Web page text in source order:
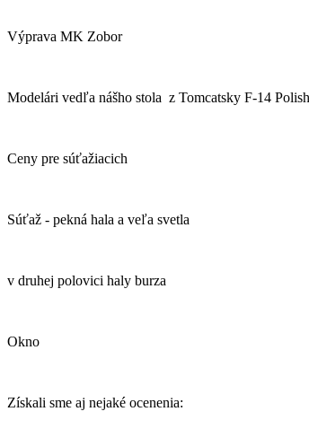
Výprava MK Zobor
Modelári vedľa nášho stola z Tomcatsky F-14
Ceny pre súťažiacich
Súťaž - pekná hala a veľa svetla
v druhej polovici haly burza
Okno
Získali sme aj nejaké ocenenia: